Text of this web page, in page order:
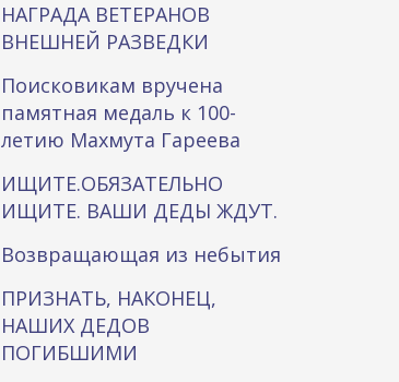
НАГРАДА ВЕТЕРАНОВ
ВНЕШНЕЙ РАЗВЕДКИ
Поисковикам вручена
памятная медаль к 100-
летию Махмута Гареева
ИЩИТЕ.ОБЯЗАТЕЛЬНО
ИЩИТЕ. ВАШИ ДЕДЫ ЖДУТ.
Возвращающая из небытия
ПРИЗНАТЬ, НАКОНЕЦ,
НАШИХ ДЕДОВ
ПОГИБШИМИ